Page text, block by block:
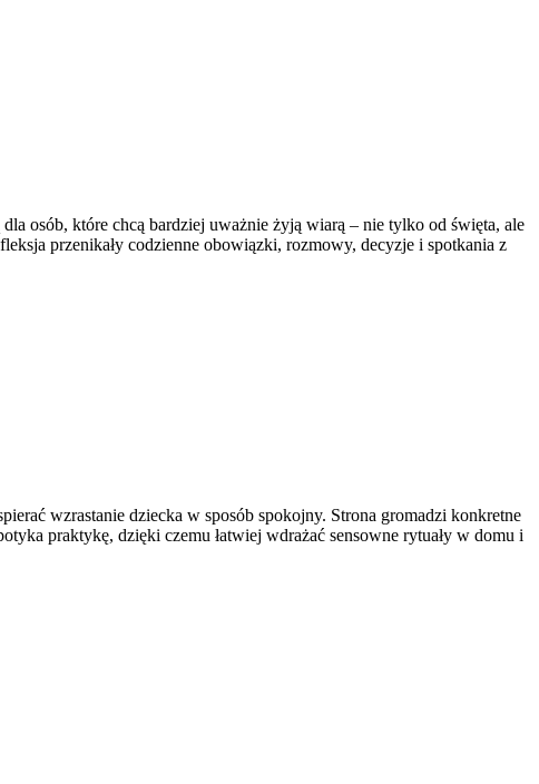
osób, które chcą bardziej uważnie żyją wiarą – nie tylko od święta, ale
przenikały codzienne obowiązki, rozmowy, decyzje i spotkania z
wzrastanie dziecka w sposób spokojny. Strona gromadzi konkretne
praktykę, dzięki czemu łatwiej wdrażać sensowne rytuały w domu i